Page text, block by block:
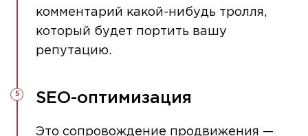
комментарий какой-нибудь тролля,
который будет портить вашу
репутацию.
SEO-оптимизация
Это сопровождение продвижения —